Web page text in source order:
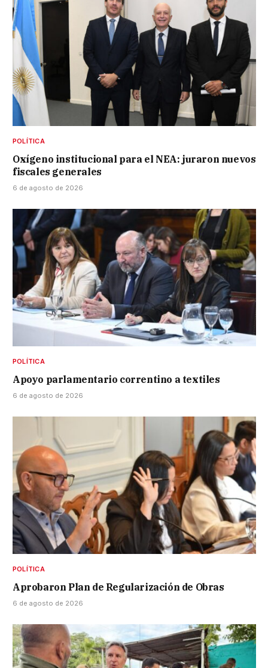
POLÍTICA
Oxígeno institucional para el NEA: juraron nuevos
fiscales generales
6 de agosto de 2026
POLÍTICA
Apoyo parlamentario correntino a textiles
6 de agosto de 2026
POLÍTICA
Aprobaron Plan de Regularización de Obras
6 de agosto de 2026